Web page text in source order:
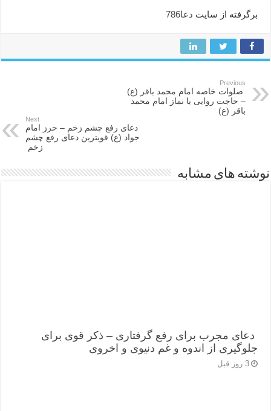
برگرفته از سایت دعا786
Previous
صلوات خاصه امام محمد باقر (ع)
– حاجت روایی با نماز امام محمد
باقر (ع)
Next
دعای رفع چشم زخم – حرز امام
جواد (ع) قویترین دعای رفع چشم
زخم
نوشته های مشابه
دعای مجرب برای رفع گرفتاری – ذکر قوی برای
جلوگیری از اندوه و غم دنیوی و اخروی
3 روز قبل